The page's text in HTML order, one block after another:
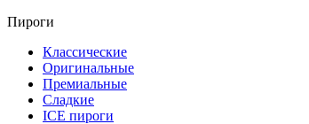
Пироги
Классические
Оригинальные
Премиальные
Сладкие
ICE пироги